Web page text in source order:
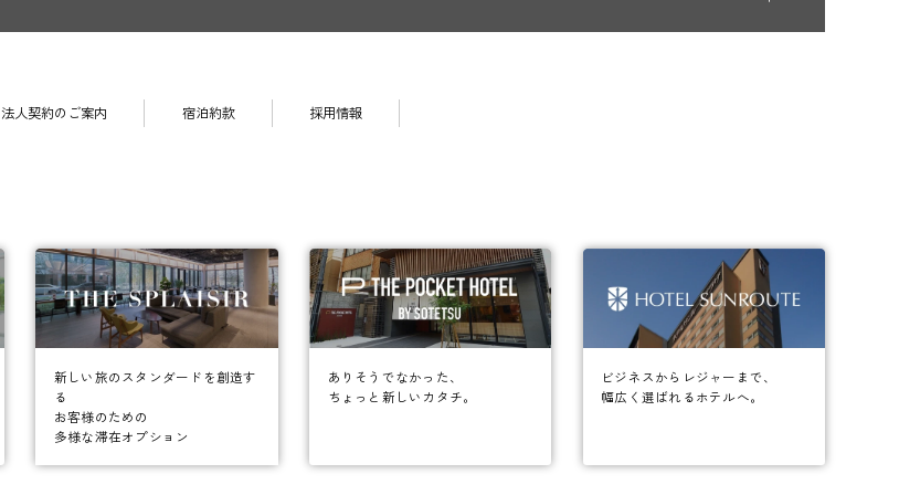
法人契約のご案内 宿泊約款 採用情報
新しい旅のスタンダードを創造す
る
お客様のための
多様な滞在オプション
ありそうでなかった、
ちょっと新しいカタチ。
ビジネスからレジャーまで、
幅広く選ばれるホテルへ。